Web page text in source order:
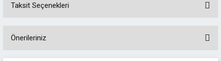
Taksit Seçenekleri
Önerileriniz